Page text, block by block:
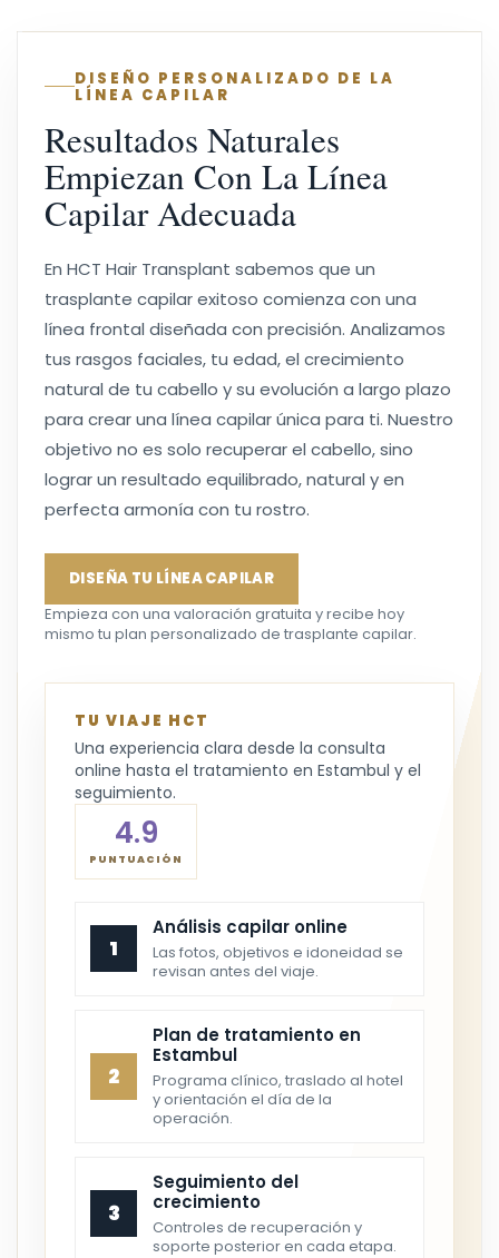
DISEÑO PERSONALIZADO DE LA
LÍNEA CAPILAR
Resultados Naturales
Empiezan Con La Línea
Capilar Adecuada
En HCT Hair Transplant sabemos que un
trasplante capilar exitoso comienza con una
línea frontal diseñada con precisión. Analizamos
tus rasgos faciales, tu edad, el crecimiento
natural de tu cabello y su evolución a largo plazo
para crear una línea capilar única para ti. Nuestro
objetivo no es solo recuperar el cabello, sino
lograr un resultado equilibrado, natural y en
perfecta armonía con tu rostro.
DISEÑA TU LÍNEA CAPILAR
Empieza con una valoración gratuita y recibe hoy
mismo tu plan personalizado de trasplante capilar.
TU VIAJE HCT
Una experiencia clara desde la consulta
online hasta el tratamiento en Estambul y el
seguimiento.
4.9
PUNTUACIÓN
1
Análisis capilar online
Las fotos, objetivos e idoneidad se
revisan antes del viaje.
2
Plan de tratamiento en
Estambul
Programa clínico, traslado al hotel
y orientación el día de la
operación.
3
Seguimiento del
crecimiento
Controles de recuperación y
soporte posterior en cada etapa.